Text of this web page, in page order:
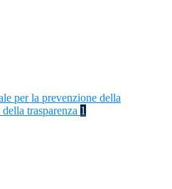
per la prevenzione della
trasparenza 1